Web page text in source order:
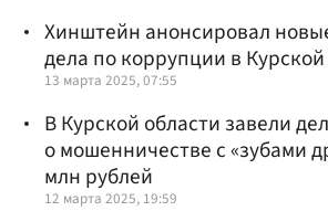
Хинштейн анонсировал
дела по коррупции в
13 марта 2025, 07:55
В Курской области завели
о мошенничестве с «зубами
млн рублей
12 марта 2025, 19:59